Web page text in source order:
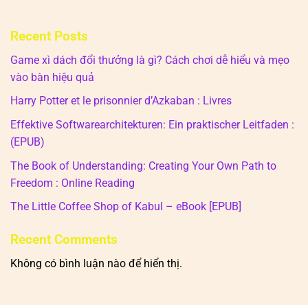
Recent Posts
Game xì dách đổi thưởng là gì? Cách chơi dễ hiểu và mẹo
vào bàn hiệu quả
Harry Potter et le prisonnier d’Azkaban : Livres
Effektive Softwarearchitekturen: Ein praktischer Leitfaden :
(EPUB)
The Book of Understanding: Creating Your Own Path to
Freedom : Online Reading
The Little Coffee Shop of Kabul – eBook [EPUB]
Recent Comments
Không có bình luận nào để hiển thị.